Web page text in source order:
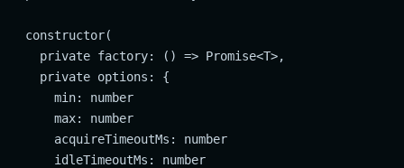
  constructor(
    private factory: () => Promise<T>,
    private options: {
      min: number
      max: number
      acquireTimeoutMs: number
      idleTimeoutMs: number